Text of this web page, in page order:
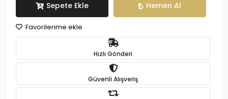
Sepete Ekle Hemen Al
Favorilerime ekle
Hızlı Gönderi
Güvenli Alışveriş